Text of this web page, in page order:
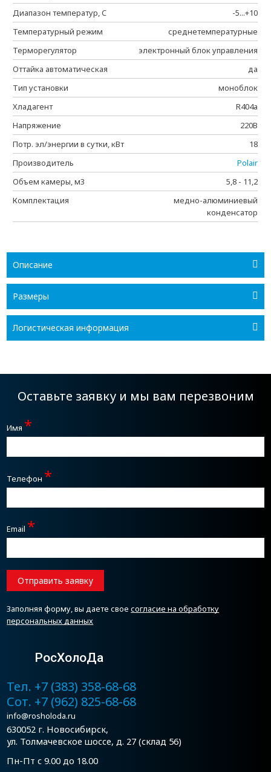
Диапазон температур, C
-5...+10
Температурный режим
среднетемпературные
Терморегулятор
электронный блок управления
Оттайка автоматическая
да
Тип установки
моноблок
Хладагент
R404a
Напряжение
220В
Потр. эл/энергии в сутки, кВт
18
Производитель
Polair
Объем камеры, м3
5,8 - 11,2
Комплектация
медно-алюминиевый
конденсатор
Описание
Размеры
Логистическая информация
Оставьте заявку и мы вам перезвоним
Имя *
Телефон *
Email *
Отправить заявку
Заполняя форму, вы даете своесогласие на обработку
персональных данных
РосХолоДа
Тел. +7 (383) 358-68-68
Сот. +7 (962) 825-68-68
info@rosholoda.ru
630052 г. Новосибирск,
ул. Толмачевское шоссе, д. 27 (склад 56)
Пн-Пт с 9.00 до 18.00